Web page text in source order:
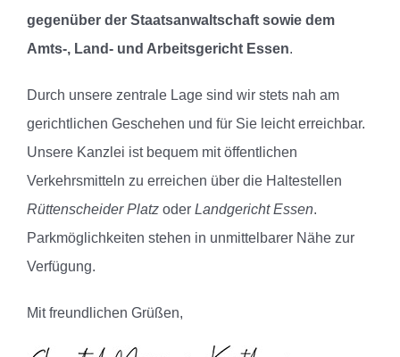
gegenüber der Staatsanwaltschaft sowie dem
Amts-, Land- und Arbeitsgericht Essen.
Durch unsere zentrale Lage sind wir stets nah am
gerichtlichen Geschehen und für Sie leicht erreichbar.
Unsere Kanzlei ist bequem mit öffentlichen
Verkehrsmitteln zu erreichen über die Haltestellen
Rüttenscheider Platzoder Landgericht Essen.
Parkmöglichkeiten stehen in unmittelbarer Nähe zur
Verfügung.
Mit freundlichen Grüßen,